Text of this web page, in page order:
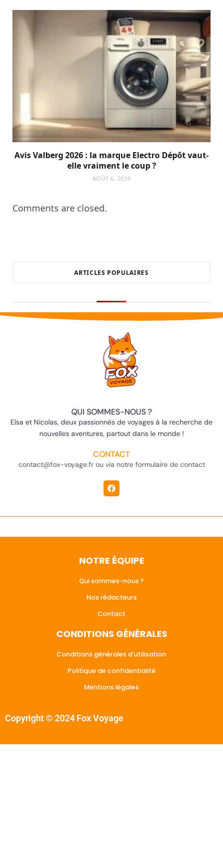
Avis Valberg 2026 : la marque Electro Dépôt vaut-
elle vraiment le coup ?
AOÛT 6, 2026
Comments are closed.
ARTICLES POPULAIRES
QUI SOMMES-NOUS ?
Elsa et Nicolas, deux passionnés de voyages à la recherche de
nouvelles aventures, partout dans le monde !
CONTACT
contact@fox-voyage.fr ou via notre formulaire de contact
NOTRE ÉQUIPE
Qui sommes-nous ?
Nos rédacteurs
Contact
CONDITIONS GÉNÉRALES
Conditions générales d'utilisation
Politique de confidentialité
Mentions légales
Copyright © 2024 Fox Voyage